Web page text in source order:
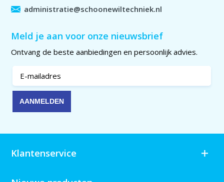
administratie@schoonewiltechniek.nl
Meld je aan voor onze nieuwsbrief
Ontvang de beste aanbiedingen en persoonlijk advies.
Klantenservice